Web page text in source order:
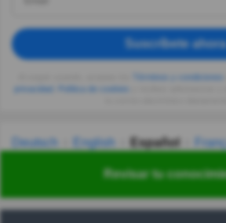
Revisar tu
Suscríbete ahora
privacidad
Deutsch English Español
Українська हिन्दी 한국